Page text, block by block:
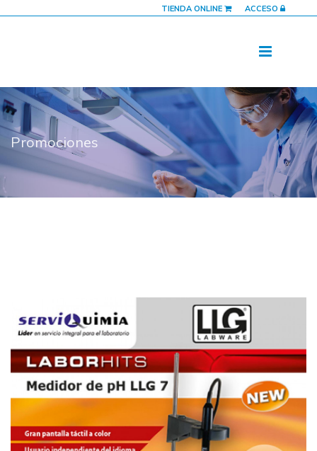
TIENDA ONLINE ACCESO
Promociones